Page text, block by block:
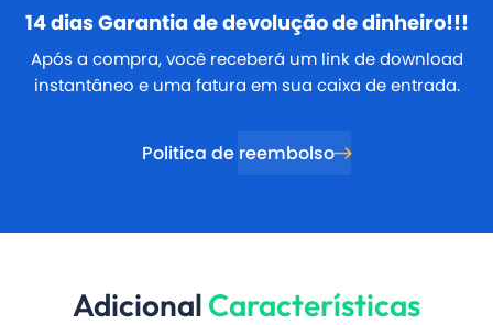
14 diasGarantia de devolução de dinheiro!!!
Após a compra, você receberá um link de download
instantâneo e uma fatura em sua caixa de entrada.
Politica de reembolso
Adicional Características